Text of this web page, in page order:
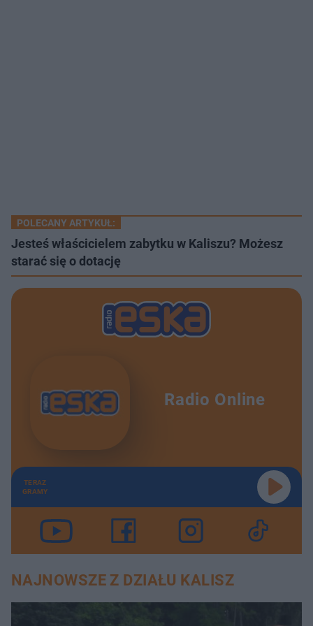
POLECANY ARTYKUŁ:
Jesteś właścicielem zabytku w Kaliszu? Możesz
starać się o dotację
Radio Online
TERAZ
GRAMY
NAJNOWSZE Z DZIAŁU KALISZ